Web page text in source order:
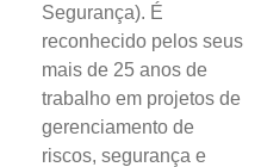
Segurança). É
reconhecido pelos seus
mais de 25 anos de
trabalho em projetos de
gerenciamento de
riscos, segurança e